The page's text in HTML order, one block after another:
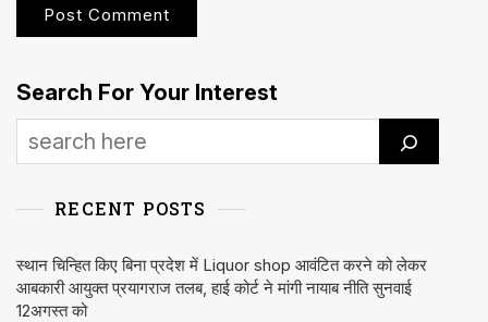
Search For Your Interest
RECENT POSTS
स्थान चिन्हित किए बिना प्रदेश में Liquor shop आवंटित करने को लेकर
आबकारी आयुक्त प्रयागराज तलब, हाई कोर्ट ने मांगी नायाब नीति सुनवाई
12अगस्त को